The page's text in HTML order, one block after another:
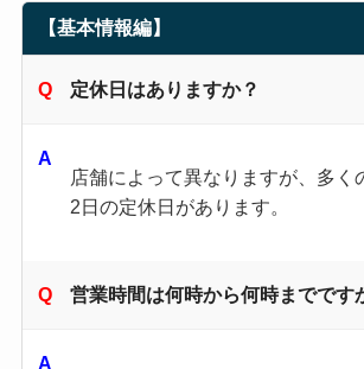
【基本情報編】
定休日はありますか？
店舗によって異なりますが、多く
2日の定休日があります。
営業時間は何時から何時までです